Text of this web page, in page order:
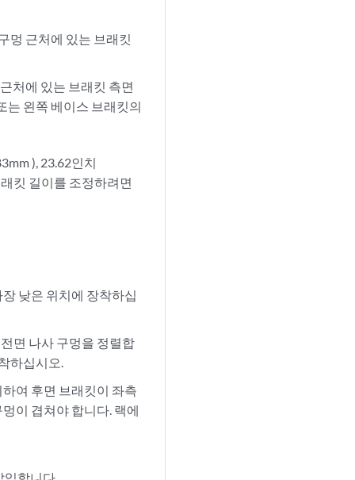
멍 근처에 있는 브래킷
처에 있는 브래킷 측면
는 왼쪽 베이스 브래킷의
), 23.62인치
킷 길이를 조정하려면
낮은 위치에 장착하십
면 나사 구멍을 정렬합
하십시오.
여 후면 브래킷이 좌측
이 겹쳐야 합니다. 랙에